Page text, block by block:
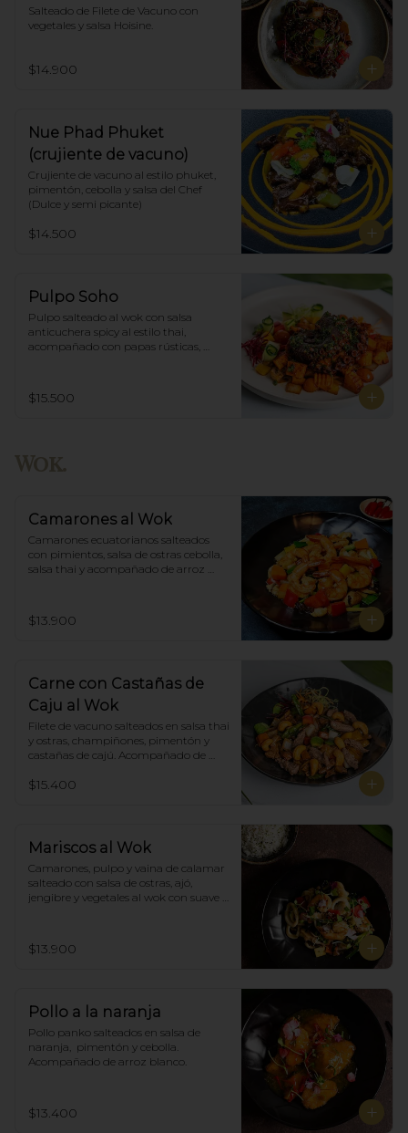
Salteado de Filete de Vacuno con
vegetales y salsa Hoisine.
$14.900
Nue Phad Phuket
(crujiente de vacuno)
Crujiente de vacuno al estilo phuket,
pimentón, cebolla y salsa del Chef
(Dulce y semi picante)
$14.500
Pulpo Soho
Pulpo salteado al wok con salsa
anticuchera spicy al estilo thai,
acompañado con papas rústicas,
$15.500
Camarones al Wok
Camarones ecuatorianos salteados
con pimientos, salsa de ostras cebolla,
salsa thai y acompañado de arroz
$13.900
Carne con Castañas de
Caju al Wok
Filete de vacuno salteados en salsa thai
y ostras, champiñones, pimentón y
castañas de cajú. Acompañado de
$15.400
Mariscos al Wok
Camarones, pulpo y vaina de calamar
salteado con salsa de ostras, ajó,
jengibre y vegetales al wok con suave
$13.900
Pollo a la naranja
Pollo panko salteados en salsa de
naranja,  pimentón y cebolla.
Acompañado de arroz blanco.
$13.400